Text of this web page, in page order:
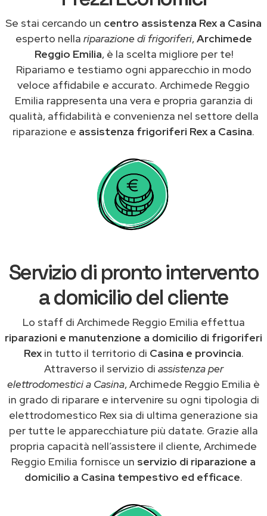
Se stai cercando un centro assistenza Rex a Casina
esperto nella riparazione di frigoriferi,Archimede
Reggio Emilia, è la scelta migliore per te!
Ripariamo e testiamo ogni apparecchio in modo
veloce affidabile e accurato. Archimede Reggio
Emilia rappresenta una vera e propria garanzia di
qualità, affidabilità e convenienza nel settore della
riparazione e assistenza frigoriferi Rex a Casina.
Servizio di pronto intervento
a domicilio del cliente
Lo staff di Archimede Reggio Emilia effettua
riparazioni e manutenzione a domicilio di frigoriferi
Rexin tutto il territorio di Casina e provincia.
Attraverso il servizio di assistenza per
elettrodomestici a Casina, Archimede Reggio Emilia è
in grado di riparare e intervenire su ogni tipologia di
elettrodomestico Rex sia di ultima generazione sia
per tutte le apparecchiature più datate. Grazie alla
propria capacità nell’assistere il cliente, Archimede
Reggio Emilia fornisce un servizio di riparazione a
domicilio a Casina tempestivo ed efficace.